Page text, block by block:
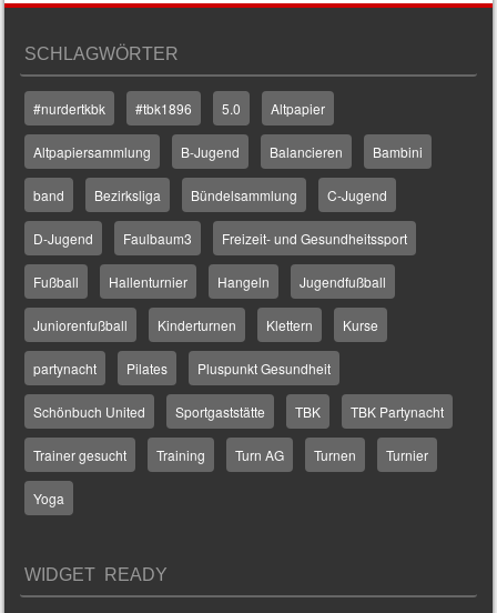
SCHLAGWÖRTER
#nurdertkbk #tbk1896 5.0 Altpapier
Altpapiersammlung B-Jugend Balancieren Bambini
band Bezirksliga Bündelsammlung C-Jugend
D-Jugend Faulbaum3 Freizeit- und Gesundheitssport
Fußball Hallenturnier Hangeln Jugendfußball
Juniorenfußball Kinderturnen Klettern Kurse
partynacht Pilates Pluspunkt Gesundheit
Schönbuch United Sportgaststätte TBK TBK Partynacht
Trainer gesucht Training Turn AG Turnen Turnier
Yoga
WIDGET READY